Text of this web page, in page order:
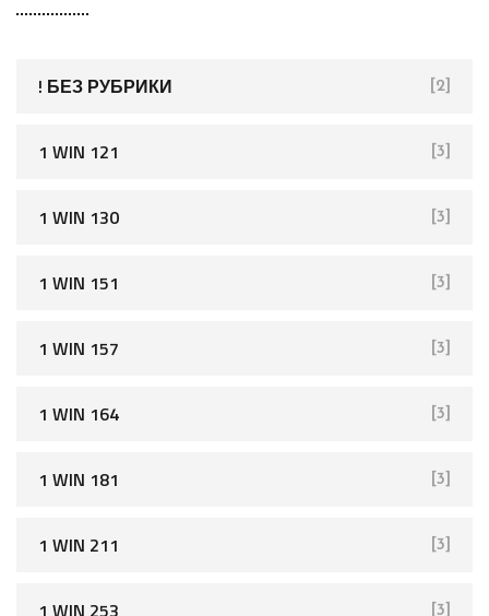
c
! БЕЗ РУБРИКИ [2]
1 WIN 121 [3]
1 WIN 130 [3]
1 WIN 151 [3]
1 WIN 157 [3]
1 WIN 164 [3]
1 WIN 181 [3]
1 WIN 211 [3]
1 WIN 253 [3]